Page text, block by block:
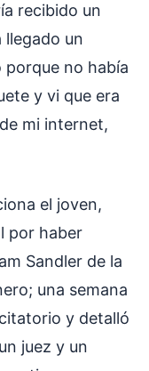
recibido un
llegado un
porque no había
y vi que era
mi internet,
el joven,
por haber
Sandler de la
una semana
y detalló
juez y un